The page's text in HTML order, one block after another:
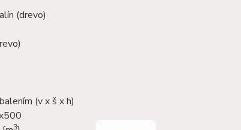
(drevo)
(v x š x h)
3